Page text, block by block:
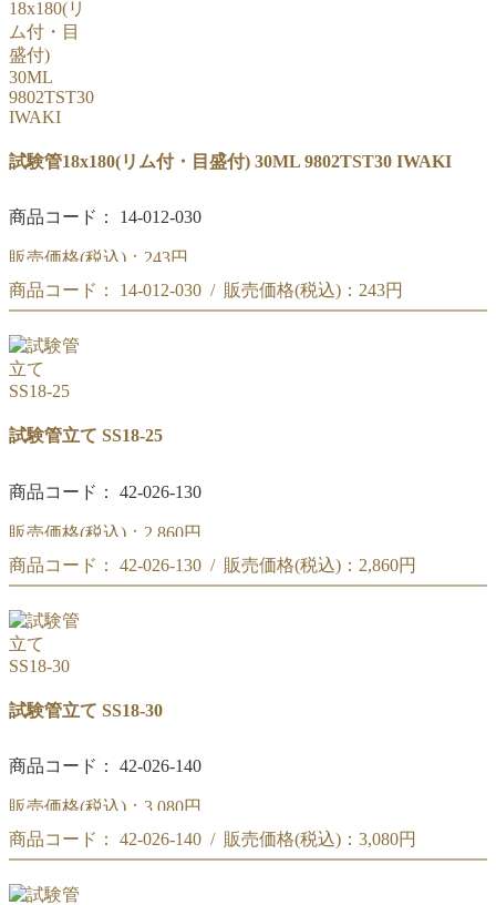
試験管18x180(リム付・目盛付) 30ML 9802TST30 IWAKI
商品コード： 14-012-030
販売価格(税込)： 243円
IWAKI 試験管18x180(リム付.目盛付) 30ML
商品コード： 14-012-030 / 販売価格(税込)： 243円
IWAKI 試験管18x180(リム付.目盛付) 30ML
試験管立て SS18-25
商品コード： 42-026-130
販売価格(税込)： 2,860円
(#250)試験管立て SS18-25
商品コード： 42-026-130 / 販売価格(税込)： 2,860円
(#250)試験管立て SS18-25
試験管立て SS18-30
商品コード： 42-026-140
販売価格(税込)： 3,080円
(#251)試験管立て SS18-30
商品コード： 42-026-140 / 販売価格(税込)： 3,080円
(#251)試験管立て SS18-30